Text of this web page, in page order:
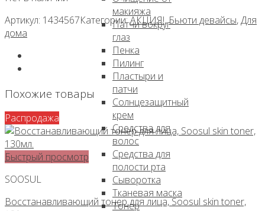
макияжа
Патчи вокруг
глаз
Пенка
Пилинг
Пластыри и
патчи
Солнцезащитный
крем
Средства для
волос
Средства для
полости рта
Сыворотка
Тканевая маска
Тонер
Артикул: 1434567Категории:АКЦИЯ!,Бьюти девайсы,Для
дома
Похожие товары
Распродажа
Быстрый просмотр
SOOSUL
Восстанавливающий тонер для лица, Soosul skin toner,